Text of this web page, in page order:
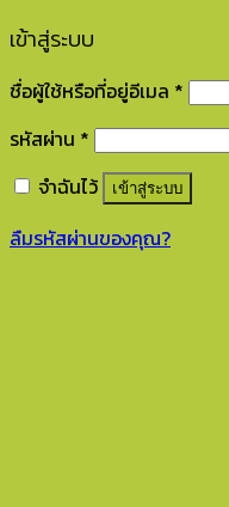
เข้าสู่ระบบ
ชื่อผู้ใช้หรือที่อยู่อีเมล *
รหัสผ่าน *
จำฉันไว้
เข้าสู่ระบบ
ลืมรหัสผ่านของคุณ?